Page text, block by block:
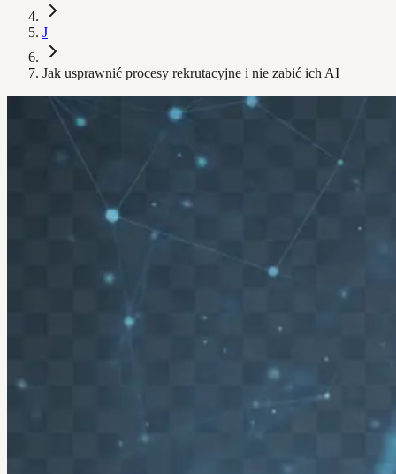
J
Jak usprawnić procesy rekrutacyjne i nie zabić ich AI